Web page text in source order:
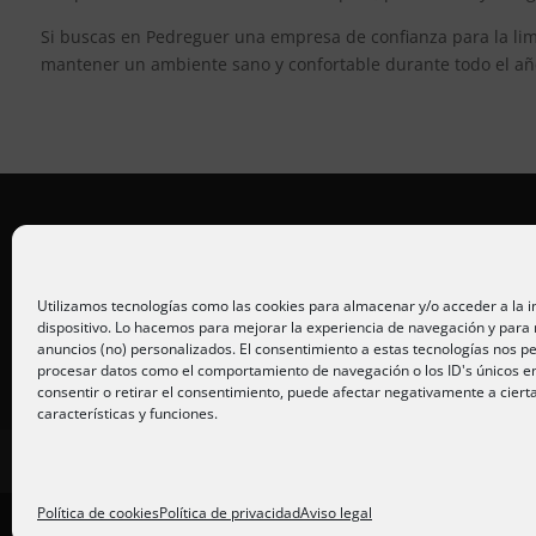
Utilizamos tecnologías como las cookies para almacenar y/o acceder a la
dispositivo. Lo hacemos para mejorar la experiencia de navegación y
anuncios (no) personalizados. El consentimiento a estas tecnologías nos
procesar datos como el comportamiento de navegación o los ID's únicos
consentir o retirar el consentimiento, puede afectar negativamente a
características y funciones.
Política de cookiesPolítica de privacidadAviso legal
Si buscas en Pedreguer una empresa de confianza para la
mantener un ambiente sano y confortable durante todo el
Placas solares Murcia
Placas solares San Juan
DiseñoPC64| HostingDonCloud